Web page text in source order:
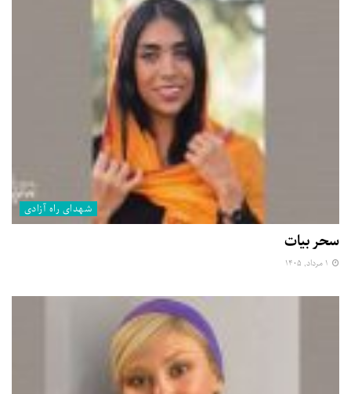
شهدای راه آزادی
سحر بیات